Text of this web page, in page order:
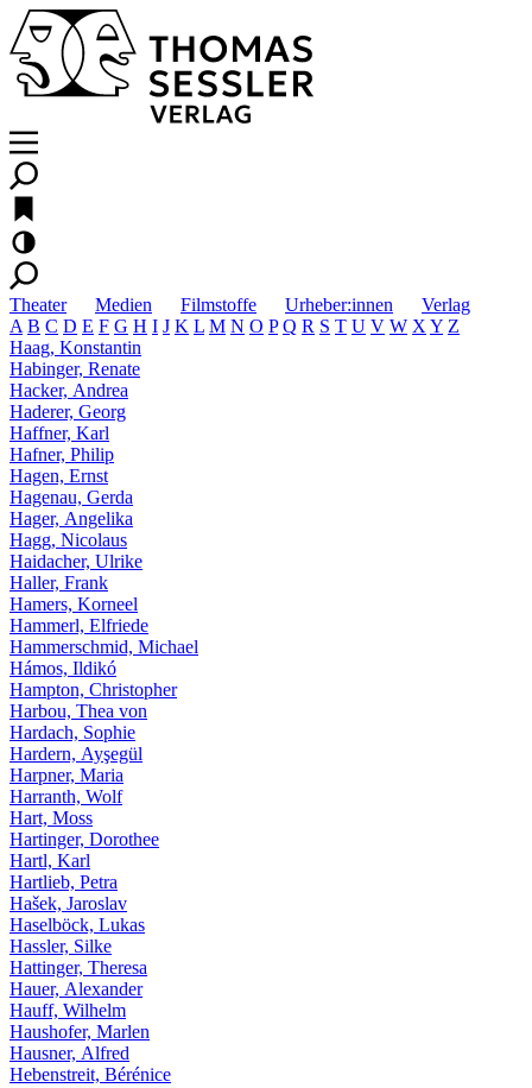
Theater Medien Filmstoffe Urheber:innen
Verlag
A B C D E F G H I J K L M N O P Q R S T U V W X Y Z
Haag, Konstantin
Habinger, Renate
Hacker, Andrea
Haderer, Georg
Haffner, Karl
Hafner, Philip
Hagen, Ernst
Hagenau, Gerda
Hager, Angelika
Hagg, Nicolaus
Haidacher, Ulrike
Haller, Frank
Hamers, Korneel
Hammerl, Elfriede
Hammerschmid, Michael
Hámos, Ildikó
Hampton, Christopher
Harbou, Thea von
Hardach, Sophie
Hardern, Ayşegül
Harpner, Maria
Harranth, Wolf
Hart, Moss
Hartinger, Dorothee
Hartl, Karl
Hartlieb, Petra
Hašek, Jaroslav
Haselböck, Lukas
Hassler, Silke
Hattinger, Theresa
Hauer, Alexander
Hauff, Wilhelm
Haushofer, Marlen
Hausner, Alfred
Hebenstreit, Bérénice